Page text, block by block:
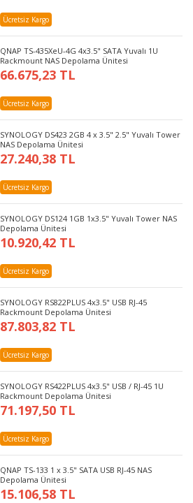
Ücretsiz Kargo
QNAP TS-435XeU-4G 4x3.5" SATA Yuvalı 1U
Rackmount NAS Depolama Ünitesi
66.675,23 TL
Ücretsiz Kargo
SYNOLOGY DS423 2GB 4 x 3.5" 2.5" Yuvalı Tower
NAS Depolama Ünitesi
27.240,38 TL
Ücretsiz Kargo
SYNOLOGY DS124 1GB 1x3.5" Yuvalı Tower NAS
Depolama Ünitesi
10.920,42 TL
Ücretsiz Kargo
SYNOLOGY RS822PLUS 4x3.5" USB RJ-45
Rackmount Depolama Ünitesi
87.803,82 TL
Ücretsiz Kargo
SYNOLOGY RS422PLUS 4x3.5" USB / RJ-45 1U
Rackmount Depolama Ünitesi
71.197,50 TL
Ücretsiz Kargo
QNAP TS-133 1 x 3.5" SATA USB RJ-45 NAS
Depolama Ünitesi
15.106,58 TL